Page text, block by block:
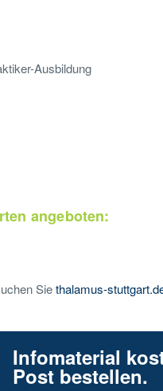
Ausbildung
angeboten:
Siethalamus-
Infomaterial
Post bestellen.